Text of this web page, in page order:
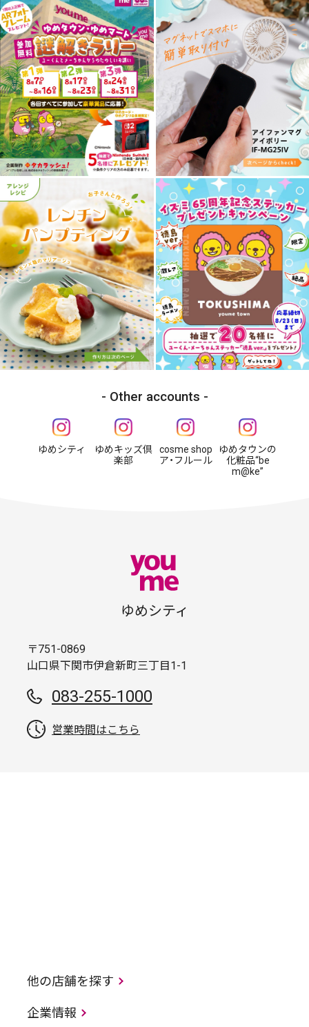
Other accounts
ゆめシティ
ゆめキッズ倶
楽部
cosme shop
ア・フルール
ゆめタウンの
化粧品“be
m@ke”
ゆめシティ
〒751-0869
山口県下関市伊倉新町三丁目1-1
083-255-1000
営業時間はこちら
他の店舗を探す
企業情報